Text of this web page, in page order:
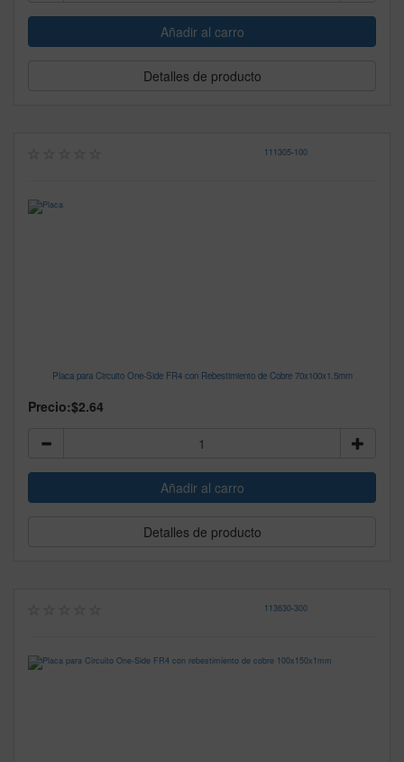
Detalles de producto
111305-100
Placa para Circuito One-Side FR4 con Rebestimiento de Cobre 70x100x1.5mm
Precio:$2.64
Detalles de producto
113630-300